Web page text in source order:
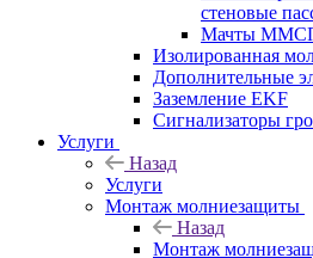
стеновые
Мачты
Изолированная
Дополнительные
Заземление EKF
Сигнализаторы
Услуги
Назад
Услуги
Монтаж молниезащиты
Назад
Монтаж